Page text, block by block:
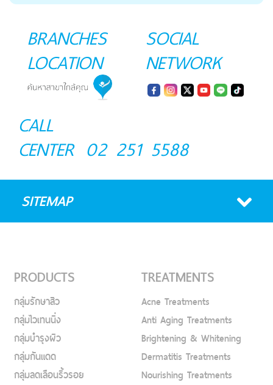
BRANCHES
LOCATION
SOCIAL
NETWORK
CALL
CENTER 02 251 5588
SITEMAP
PRODUCTS
กลุ่มรักษาสิว
กลุ่มไวเทนนิ่ง
กลุ่มบำรุงผิว
กลุ่มกันแดด
กลุ่มลดเลือนริ้วรอย
TREATMENTS
Acne Treatments
Anti Aging Treatments
Brightening & Whitening
Dermatitis Treatments
Nourishing Treatments